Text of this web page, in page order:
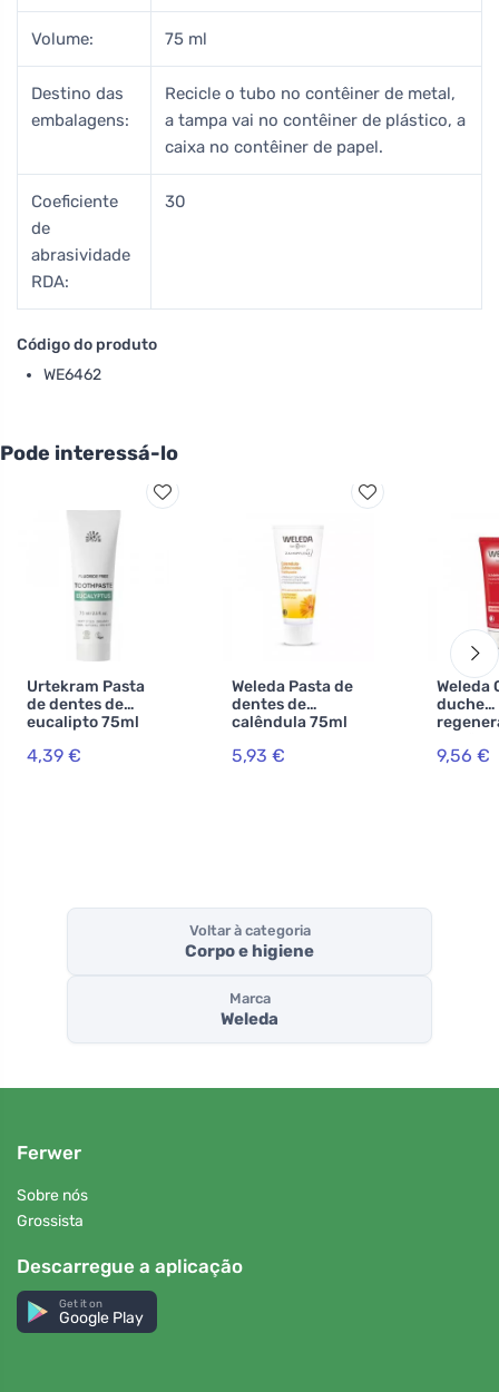
Volume: 75 ml
Destino das
embalagens:
Recicle o tubo no contêiner de metal,
a tampa vai no contêiner de plástico, a
caixa no contêiner de papel.
Coeficiente
de
abrasividade
RDA:
30
Código do produto
WE6462
Pode interessá-lo
Urtekram Pasta
de dentes de
eucalipto 75ml
4,39 €
Weleda Pasta de
dentes de
calêndula 75ml
5,93 €
Weleda
duche
9,56 €
Voltar à categoria
Corpo e higiene
Marca
Weleda
Ferwer
Sobre nós
Grossista
Descarregue a aplicação
Get it on
Google Play